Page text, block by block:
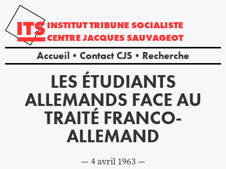
INSTITUTTRIBUNE SOCIALISTE
CENTREJACQUES SAUVAGEOT
Accueil Contact CJS Recherche
LES ÉTUDIANTS
ALLEMANDS FACE AU
TRAITÉ FRANCO-
ALLEMAND
4 avril 1963